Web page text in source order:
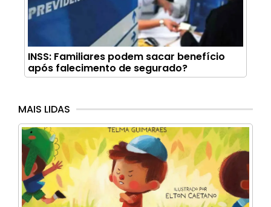
INSS: Familiares podem sacar benefício
após falecimento de segurado?
MAIS LIDAS